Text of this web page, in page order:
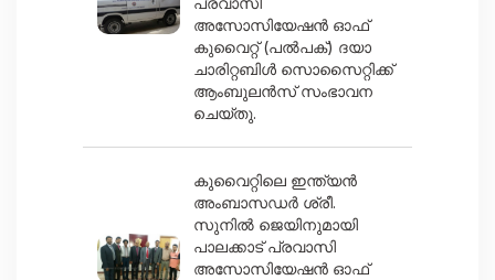
അസോസിയേഷൻ ഓഫ്
കുവൈറ്റ് (പൽപക്) ദയാ
ചാരിറ്റബിൾ സൊസൈറ്റിക്ക്
ആംബുലൻസ് സംഭാവന
ചെയ്തു.
കുവൈറ്റിലെ ഇന്ത്യൻ
അംബാസഡർ ശ്രീ.
സുനിൽ ജെയിനുമായി
പാലക്കാട് പ്രവാസി
അസോസിയേഷൻ ഓഫ്